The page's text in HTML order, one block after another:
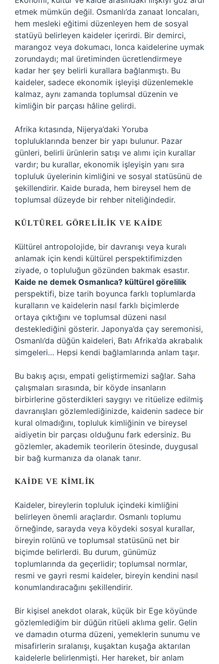
etmek mümkün değil. Osmanlı’da zanaat loncaları,
hem mesleki eğitimi düzenleyen hem de sosyal
statüyü belirleyen kaideler içerirdi. Bir demirci,
marangoz veya dokumacı, lonca kaidelerine uymak
zorundaydı; mal üretiminden ücretlendirmeye
kadar her şey belirli kurallara bağlanmıştı. Bu
kaideler, sadece ekonomik işleyişi düzenlemekle
kalmaz, aynı zamanda toplumsal düzenin ve
kimliğin bir parçası hâline gelirdi.
Afrika kıtasında, Nijerya’daki Yoruba
topluluklarında benzer bir yapı bulunur. Pazar
günleri, belirli ürünlerin satışı ve alımı için kurallar
vardır; bu kurallar, ekonomik işleyişin yanı sıra
topluluk üyelerinin kimliğini ve sosyal statüsünü de
şekillendirir. Kaide burada, hem bireysel hem de
toplumsal düzeyde bir rehber niteliğindedir.
KÜLTÜREL GÖRELILIK VE KAIDE
Kültürel antropolojide, bir davranışı veya kuralı
anlamak için kendi kültürel perspektifimizden
ziyade, o topluluğun gözünden bakmak esastır.
Kaide ne demek Osmanlıca? kültürel görelilik
perspektifi, bize tarih boyunca farklı toplumlarda
kuralların ve kaidelerin nasıl farklı biçimlerde
ortaya çıktığını ve toplumsal düzeni nasıl
desteklediğini gösterir. Japonya’da çay seremonisi,
Osmanlı’da düğün kaideleri, Batı Afrika’da akrabalık
simgeleri… Hepsi kendi bağlamlarında anlam taşır.
Bu bakış açısı, empati geliştirmemizi sağlar. Saha
çalışmaları sırasında, bir köyde insanların
birbirlerine gösterdikleri saygıyı ve ritüelize edilmiş
davranışları gözlemlediğinizde, kaidenin sadece bir
kural olmadığını, topluluk kimliğinin ve bireysel
aidiyetin bir parçası olduğunu fark edersiniz. Bu
gözlemler, akademik teorilerin ötesinde, duygusal
bir bağ kurmanıza da olanak tanır.
KAIDE VE KIMLIK
Kaideler, bireylerin topluluk içindeki kimliğini
belirleyen önemli araçlardır. Osmanlı toplumu
örneğinde, sarayda veya köydeki sosyal kurallar,
bireyin rolünü ve toplumsal statüsünü net bir
biçimde belirlerdi. Bu durum, günümüz
toplumlarında da geçerlidir; toplumsal normlar,
resmi ve gayri resmi kaideler, bireyin kendini nasıl
konumlandıracağını şekillendirir.
Bir kişisel anekdot olarak, küçük bir Ege köyünde
gözlemlediğim bir düğün ritüeli aklıma gelir. Gelin
ve damadın oturma düzeni, yemeklerin sunumu ve
misafirlerin sıralanışı, kuşaktan kuşağa aktarılan
kaidelerle belirlenmişti. Her hareket, bir anlam